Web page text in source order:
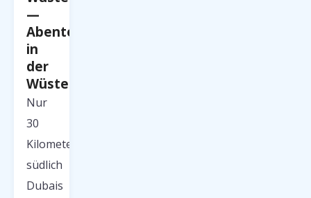
—
Abenteuer
in
der
Wüste
Nur
30
Kilometer
südlich
Dubais